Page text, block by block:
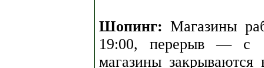
Шопинг: Магазины
19:00, перерыв — с
магазины